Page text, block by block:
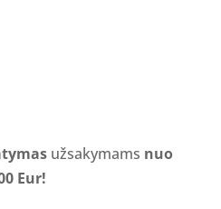
užsakymams nuo
Eur!